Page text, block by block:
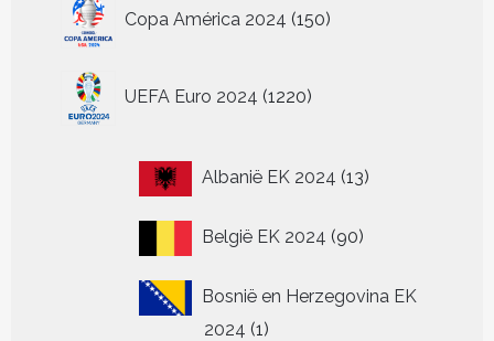
Copa América 2024 150
producten
UEFA Euro 2024 1220
producten
Albanië EK 2024 1313
België EK 2024 9090
Bosnië en Herzegovina EK
2024 11